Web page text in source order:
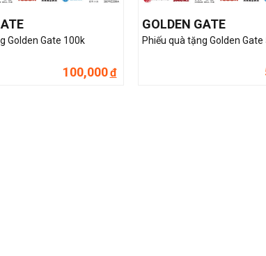
Golden Gate 100k
100,000đ
GOLDEN GATE
Phiếu quà tặng Golden Gate